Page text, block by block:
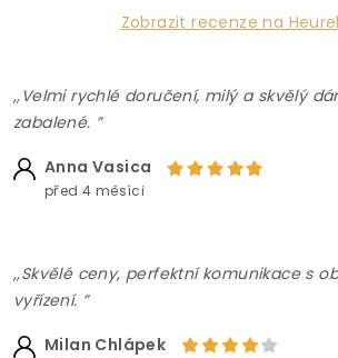
Zobrazit recenze na
,,Velmi rychlé doručení, milý a skvělý
zabalené. ”
Anna Vasica
před 4 měsíci
,,Skvělé ceny, perfektní komunikace s
vyřízení. ”
Milan Chlápek